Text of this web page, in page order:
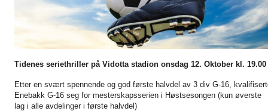
Tidenes seriethriller på Vidotta stadion onsdag 12. Oktober kl. 19.00
Etter en svært spennende og god første halvdel av 3 div G-16,
Enebakk G-16 seg for mesterskapsserien i Høstsesongen (kun øverste
lag i alle avdelinger i første halvdel)